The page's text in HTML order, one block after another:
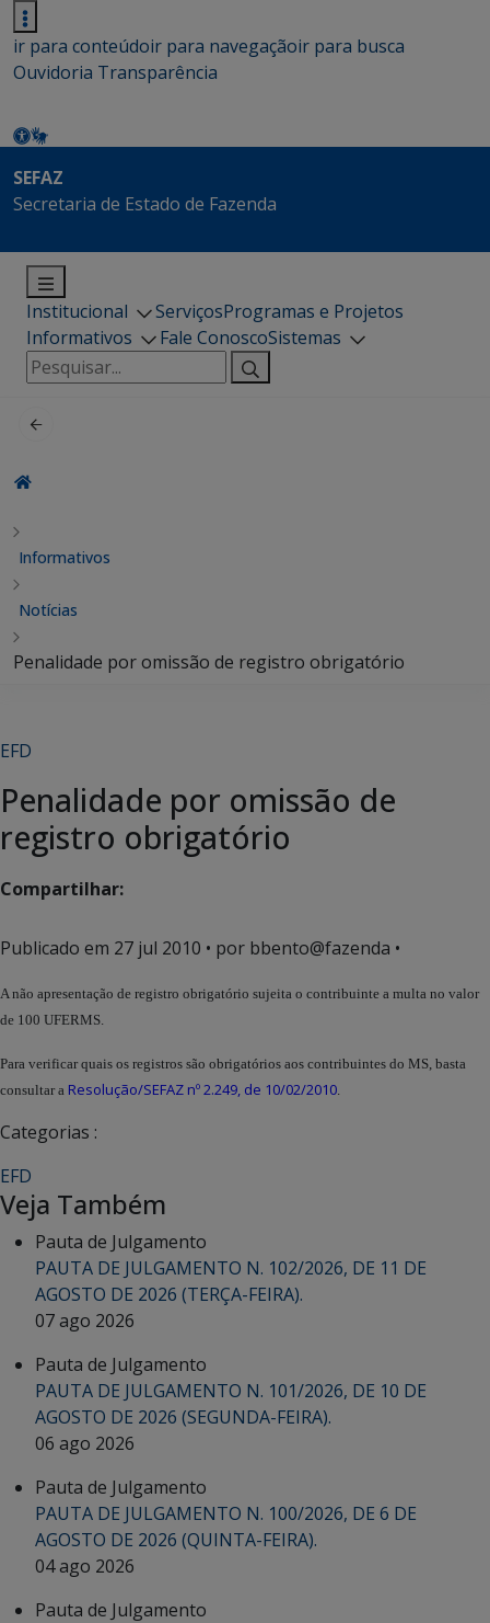
ir para conteúdoir para navegaçãoir para busca
Ouvidoria Transparência
SEFAZ
Secretaria de Estado de Fazenda
Institucional ServiçosProgramas e Projetos
Informativos
Fale ConoscoSistemas
Pesquisar
por:
Informativos
Notícias
Penalidade por omissão de registro obrigatório
EFD
Penalidade por omissão de
registro obrigatório
Compartilhar:
Publicado em 27 jul 2010 • por bbento@fazenda •
A não apresentação de registro obrigatório sujeita o contribuinte a multa no valor
de 100 UFERMS.
Para verificar quais os registros são obrigatórios aos contribuintes do MS, basta
consultar a Resolução/SEFAZ nº 2.249, de 10/02/2010.
Categorias :
EFD
Veja Também
Pauta de Julgamento
PAUTA DE JULGAMENTO N. 102/2026, DE 11 DE
AGOSTO DE 2026 (TERÇA-FEIRA).
07 ago 2026
Pauta de Julgamento
PAUTA DE JULGAMENTO N. 101/2026, DE 10 DE
AGOSTO DE 2026 (SEGUNDA-FEIRA).
06 ago 2026
Pauta de Julgamento
PAUTA DE JULGAMENTO N. 100/2026, DE 6 DE
AGOSTO DE 2026 (QUINTA-FEIRA).
04 ago 2026
Pauta de Julgamento